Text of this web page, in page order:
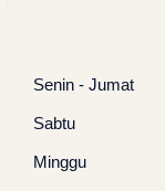
Senin - Jumat
Sabtu
Minggu